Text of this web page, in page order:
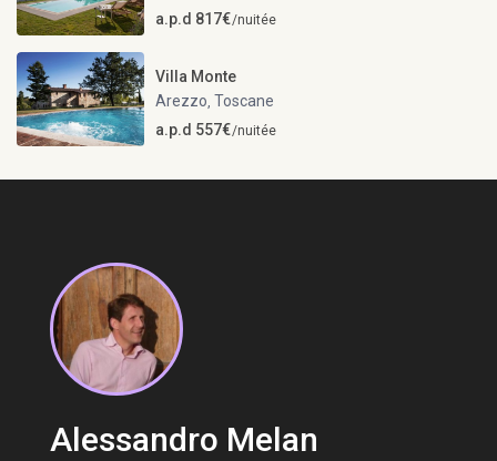
a.p.d 817€/nuitée
Villa Monte
Arezzo ,Toscane
a.p.d 557€/nuitée
Alessandro Melan